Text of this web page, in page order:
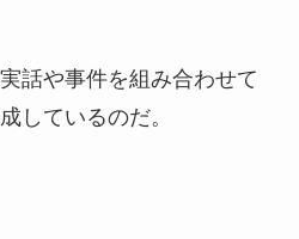
話や事件を組み合わせて
しているのだ。